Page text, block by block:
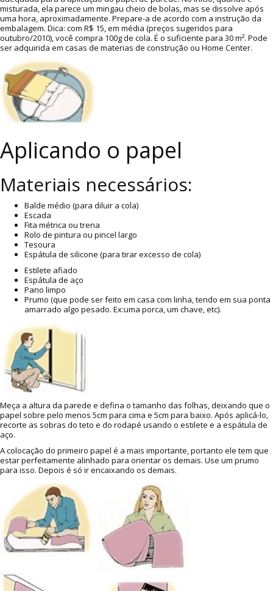
misturada, ela parece um mingau cheio de bolas, mas se dissolve após
uma hora, aproximadamente. Prepare-a de acordo com a instrução da
embalagem. Dica: com R$ 15, em média (preços sugeridos para
outubro/2010), você compra 100g de cola. É o suficiente para 30 m². Pode
ser adquirida em casas de materias de construção ou Home Center.
Aplicando o papel
Materiais necessários:
Balde médio (para diluir a cola)
Escada
Fita métrica ou trena
Rolo de pintura ou pincel largo
Tesoura
Espátula de silicone (para tirar excesso de cola)
Estilete afiado
Espátula de aço
Pano limpo
Prumo (que pode ser feito em casa com linha, tendo em sua ponta
amarrado algo pesado. Ex:uma porca, um chave, etc).
Meça a altura da parede e defina o tamanho das folhas, deixando que o
papel sobre pelo menos 5cm para cima e 5cm para baixo. Após aplicá-lo,
recorte as sobras do teto e do rodapé usando o estilete e a espátula de
aço.
A colocação do primeiro papel é a mais importante, portanto ele tem que
estar perfeitamente alinhado para orientar os demais. Use um prumo
para isso. Depois é só ir encaixando os demais.